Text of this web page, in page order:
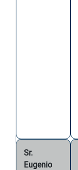
Sr.
Eugenio